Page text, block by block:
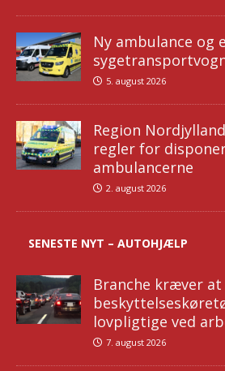
Ny ambulance og
5. august 2026
Region
regler for
ambulancerne
2. august 2026
SENESTE NYT – AUTOHJÆLP
Branche kræver at
lovpligtige ved
7. august 2026